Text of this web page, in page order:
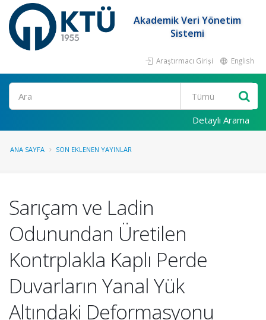
Akademik Veri Yönetim
Sistemi
Araştırmacı Girişi English
Ara
Detaylı Arama
ANA SAYFA SON EKLENEN YAYINLAR
Sarıçam ve Ladin
Odunundan Üretilen
Kontrplakla Kaplı Perde
Duvarların Yanal Yük
Altındaki Deformasyonu